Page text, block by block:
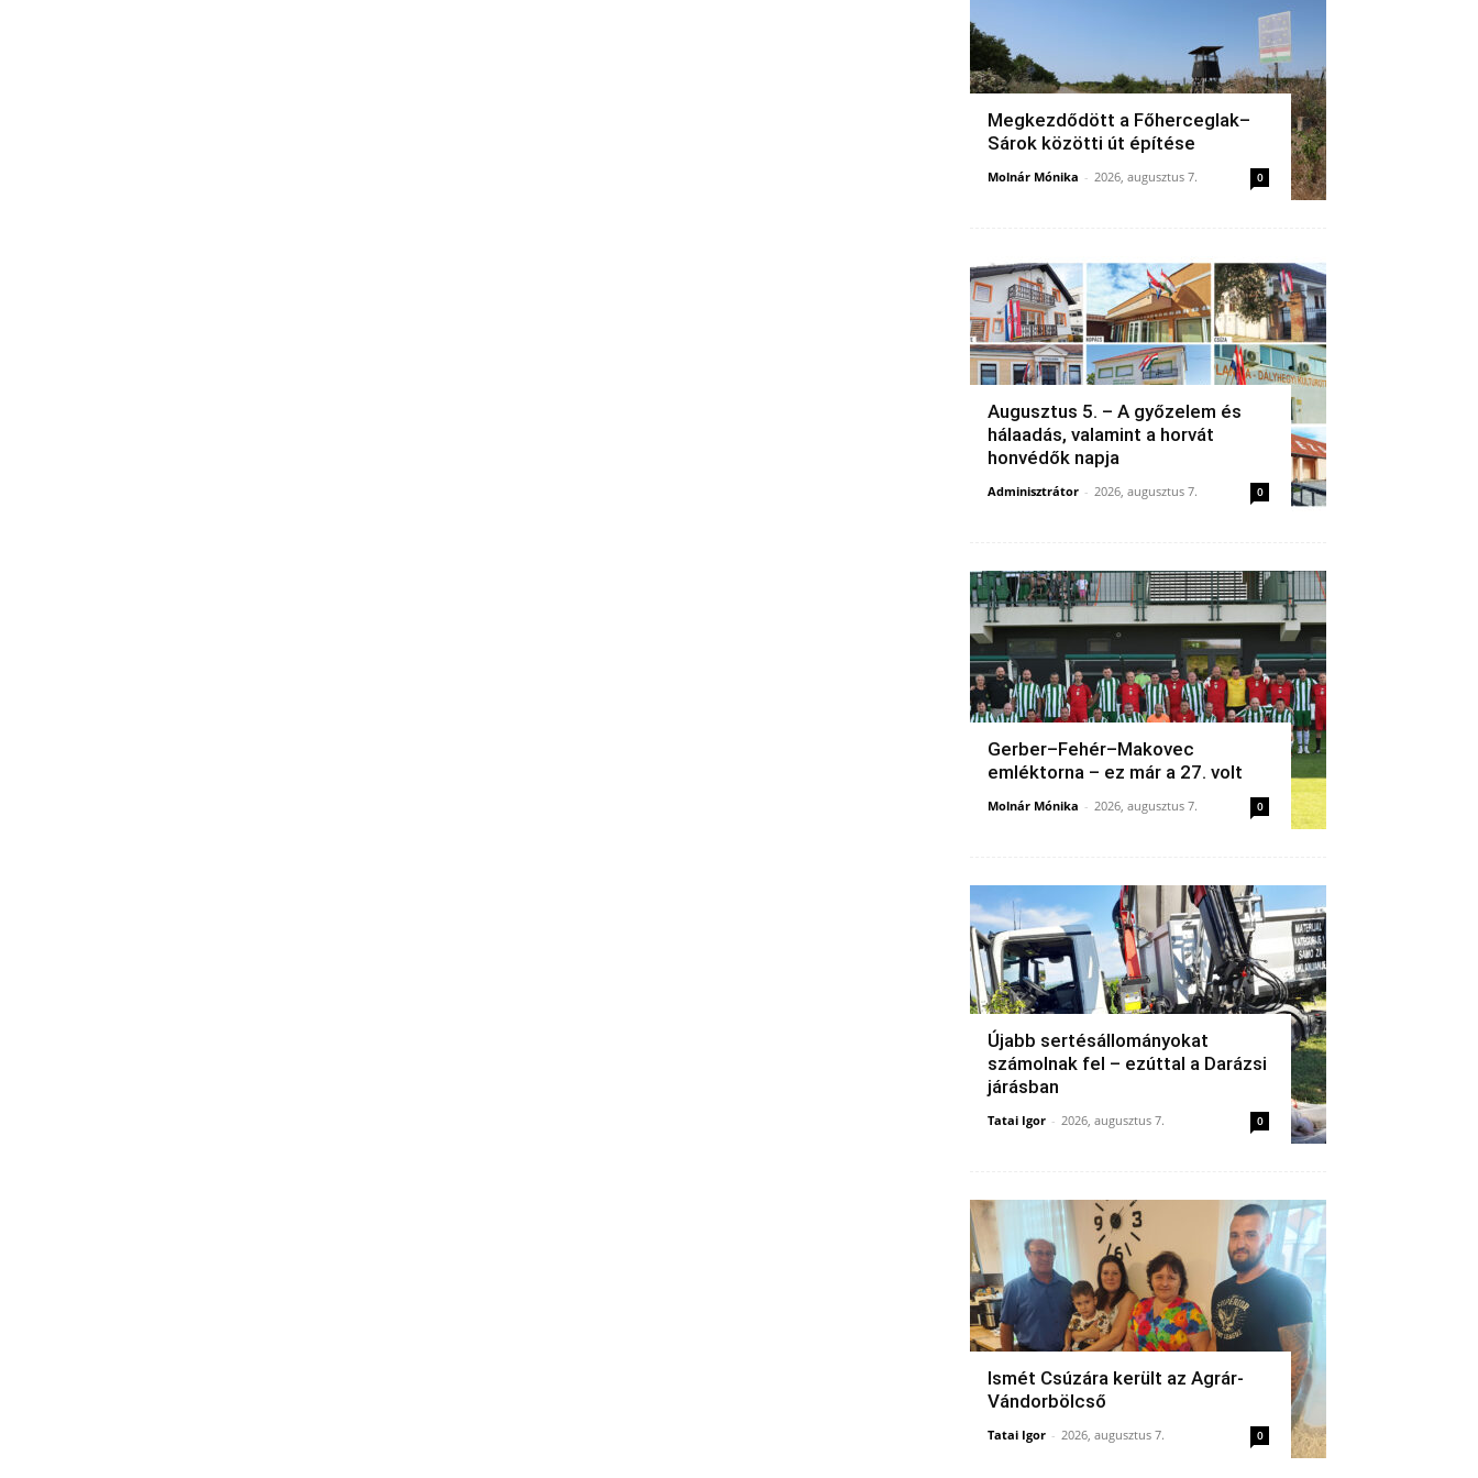
Megkezdődött a Főherceglak–
Sárok közötti út építése
Molnár Mónika - 2026, augusztus 7. 0
Augusztus 5. – A győzelem és
hálaadás, valamint a horvát
honvédők napja
Adminisztrátor - 2026, augusztus 7. 0
Gerber–Fehér–Makovec
emléktorna – ez már a 27. volt
Molnár Mónika - 2026, augusztus 7. 0
Újabb sertésállományokat
számolnak fel – ezúttal a Darázsi
járásban
Tatai Igor - 2026, augusztus 7. 0
Ismét Csúzára került az Agrár-
Vándorbölcső
Tatai Igor - 2026, augusztus 7. 0